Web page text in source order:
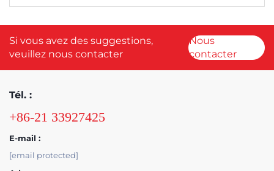
Si vous avez des suggestions,
veuillez nous contacter
Nous
contacter
Tél. :
+86-21 33927425
E-mail :
[email protected]